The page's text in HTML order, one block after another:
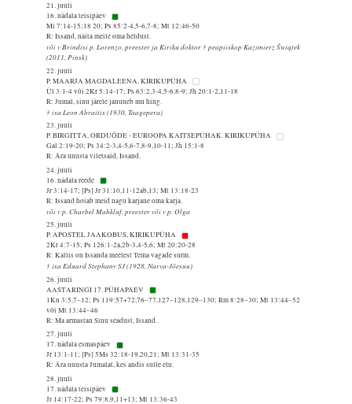
21. juuli
16. nädala teisipäev
Mi 7:14-15;18 20; Ps 85:2-4,5-6,7-8; Mt 12:46-50
R: Issand, näita meile oma heldust.
või v Brindisi p. Lorenzo, preester ja Kiriku doktor † peapiiskop Kazimierz Świątek
(2011, Pinsk)
22. juuli
P. MAARJA MAGDALEENA, KIRIKUPÜHA
Ül 3:1-4 või 2Kr 5:14-17; Ps 63:2,3-4,5-6,8-9; Jh 20:1-2,11-18
R: Jumal, sinu järele januneb mu hing.
† isa Leon Abraitis (1930, Taagepera)
23. juuli
P. BIRGITTA, ORDUÕDE - EUROOPA KAITSEPÜHAK. KIRIKUPÜHA
Gal 2:19-20; Ps 34:2-3,4-5,6-7,8-9,10-11; Jh 15:1-8
R: Ära unusta viletsaid, Issand.
24. juuli
16. nädala reede
Jr 3:14-17; [Ps] Jr 31:10,11-12ab,13; Mt 13:18-23
R: Issand hoiab meid nagu karjane oma karja.
või v p. Charbel Mahkluf, preester või v p. Olga
25. juuli
P. APOSTEL JAAKOBUS, KIRIKUPÜHA
2Kr 4:7-15; Ps 126:1-2a,2b-3,4-5,6; Mt 20:20-28
R: Kallis on Issanda meelest Tema vagade surm.
† isa Eduard Stephany SJ (1928, Narva-Jõesuu)
26. juuli
AASTARINGI 17. PÜHAPÄEV
1Kn 3:5,7–12; Ps 119:57+72,76–77,127–128,129–130; Rm 8:28–30; Mt 13:44–52
või Mt 13:44–46
R: Ma armastan Sinu seadust, Issand.
27. juuli
17. nädala esmaspäev
Jr 13:1-11; [Ps] 5Ms 32:18-19,20,21; Mt 13:31-35
R: Ära unusta Jumalat, kes andis sulle elu.
28. juuli
17. nädala teisipäev
Jr 14:17-22; Ps 79:8,9,11+13; Mt 13:36-43